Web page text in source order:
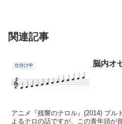
関連記事
仕分け中 脳内オ
アニメ『残響のテロル』(2014) プル
よるテロの話ですが、この青年頭が